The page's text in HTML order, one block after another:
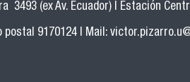
3493 (ex Av. Ecuador) | Estación
postal 9170124 | Mail: